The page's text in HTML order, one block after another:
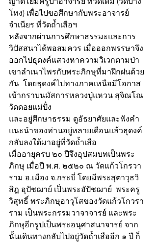
โทง) เพื่อไปขอศึกษากับพระอาจารย์
จำเนียร ที่วัดถ้ำเสือฯ
หลังจากผ่านการศึกษาธรรมะและการ
วิปัสสนาได้พอสมควร เมื่อออกพรรษาจึง
ออกไปธุดงค์แสวงหาความวิเวกตามป่า
เขาลำเนาไพรกับพระภิกษุที่มาฝึกฝนด้วย
กัน  โดยธุดงค์ไปทางภาคเหนือมีโอกาส
เข้ากราบนมัสการหลวงปู่แหวน สุจิณโณ
วัดดอยแม่ปั๋ง
และอยู่ศึกษาธรรม ดูอัธยาศัยและฟังคำ
แนะนำของท่านอยู่หลายเดือนแล้วธุดงค์
กลับลงใต้มาอยู่ที่วัดถ้ำเสือ
เมื่ออายุครบ ๒๐ ปีจึงอุปสมบทเป็นพระ
ภิกษุ เมื่อปี พ.ศ. ๒๕๒๐ ณ วัดแก้วโกรวา
ราม อ.เมือง จ.กระบี่ โดยมีพระสุตาวุธวิ
สิฎ อุปัชฌาย์ เป็นพระอัปัชฌาย์  พระครู
วิสุทธิ์ พระภิกษุอาวุโสของวัดแก้วโกวรา
ราม เป็นพระกรรมวาจาจารย์ และพระ
ภิกษุอีกรูปเป็นพระอนุศาสนาจารย์ จาก
นั้นเดินทางกลับไปอยู่วัดถ้ำเสืออีก ๑ ปี ก็